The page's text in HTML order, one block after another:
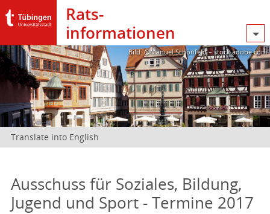
Rats­
informationen
Bild: @Manuel Schönfeld – stock.adobe.com
Translate into English
Ausschuss für Soziales, Bildung,
Jugend und Sport - Termine 2017